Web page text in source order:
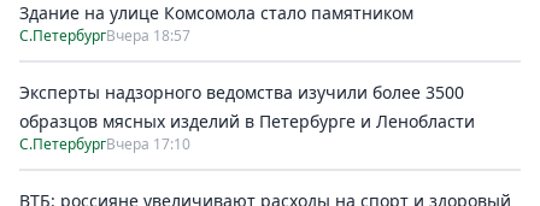
Здание на улице Комсомола стало памятником
С.ПетербургВчера 18:57
Эксперты надзорного ведомства изучили более 3500
образцов мясных изделий в Петербурге и Ленобласти
С.ПетербургВчера 17:10
ВТБ: россияне увеличивают расходы на спорт и здоровый